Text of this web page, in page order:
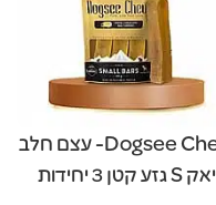
Dogsee Chew- עצם חלב
יאק S גזע קטן 3 יחידות